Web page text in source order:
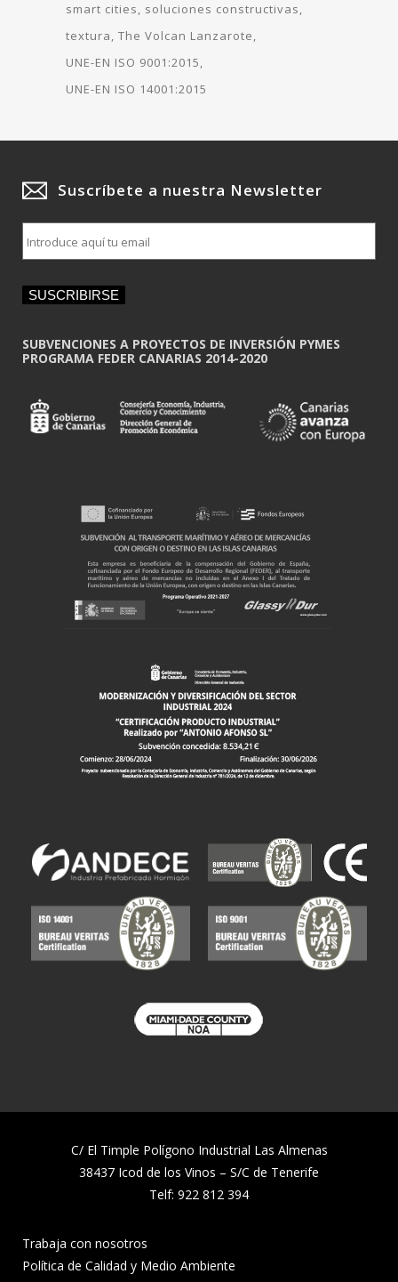
smart cities
soluciones constructivas
textura The Volcan Lanzarote
UNE-EN ISO 9001:2015
UNE-EN ISO 14001:2015
Suscríbete a nuestra Newsletter
m
a
i
SUSCRIBIRSE
SUBVENCIONES A PROYECTOS DE INVERSIÓN PYMES
PROGRAMA FEDER CANARIAS 2014-2020
C/ El Timple Polígono Industrial Las Almenas
38437 Icod de los Vinos – S/C de Tenerife
Telf: 922 812 394
Trabaja con nosotros
Política de Calidad y Medio Ambiente